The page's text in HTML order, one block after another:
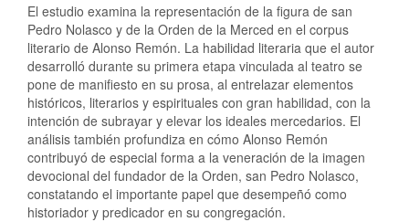
El estudio examina la representación de la figura de san
Pedro Nolasco y de la Orden de la Merced en el corpus
literario de Alonso Remón. La habilidad literaria que el autor
desarrolló durante su primera etapa vinculada al teatro se
pone de manifiesto en su prosa, al entrelazar elementos
históricos, literarios y espirituales con gran habilidad, con la
intención de subrayar y elevar los ideales mercedarios. El
análisis también profundiza en cómo Alonso Remón
contribuyó de especial forma a la veneración de la imagen
devocional del fundador de la Orden, san Pedro Nolasco,
constatando el importante papel que desempeñó como
historiador y predicador en su congregación.